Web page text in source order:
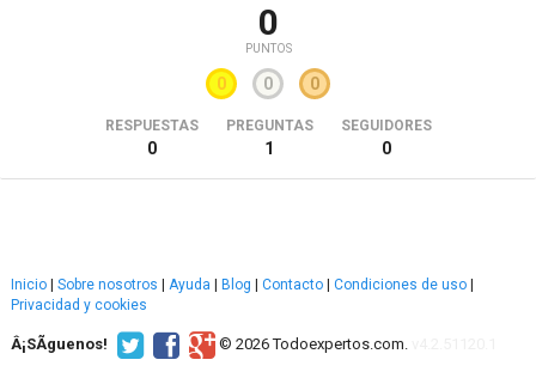
0
PUNTOS
0 0 0
RESPUESTAS
0
PREGUNTAS
1
SEGUIDORES
0
Inicio Sobre nosotros Ayuda Blog Contacto Condiciones de uso
Privacidad y cookies
Â¡SÃ­guenos! © 2026 Todoexpertos.com.